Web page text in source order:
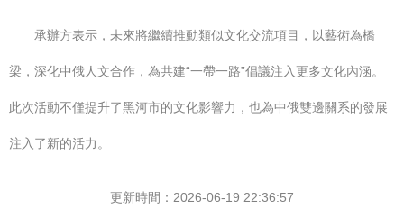
承辦方表示，未來將繼續推動類似文化交流項目，以藝術為橋
梁，深化中俄人文合作，為共建“一帶一路”倡議注入更多文化內涵。
此次活動不僅提升了黑河市的文化影響力，也為中俄雙邊關系的發展
注入了新的活力。
更新時間：2026-06-19 22:36:57